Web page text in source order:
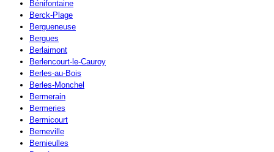
Bénifontaine
Berck-Plage
Bergueneuse
Bergues
Berlaimont
Berlencourt-le-Cauroy
Berles-au-Bois
Berles-Monchel
Bermerain
Bermeries
Bermicourt
Berneville
Bernieulles